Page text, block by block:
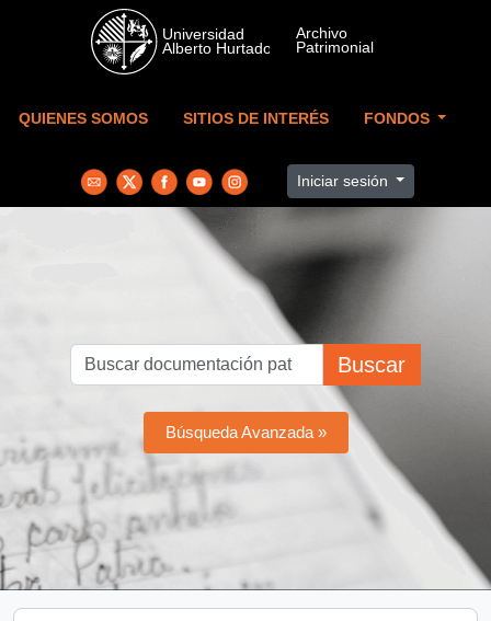
Skip to main content
QUIENES SOMOS SITIOS DE INTERÉS FONDOS
Iniciar sesión
Buscar
Búsqueda Avanzada »